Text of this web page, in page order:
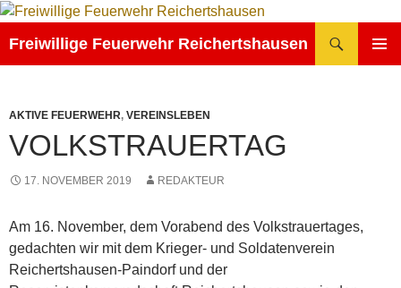
Zum
springen
Freiwillige Feuerwehr Reichertshausen
AKTIVE FEUERWEHR, VEREINSLEBEN
VOLKSTRAUERTAG
17. NOVEMBER 2019 REDAKTEUR
Am 16. November, dem Vorabend des Volkstrauertages,
gedachten wir mit dem Krieger- und Soldatenverein
Reichertshausen-Paindorf und der